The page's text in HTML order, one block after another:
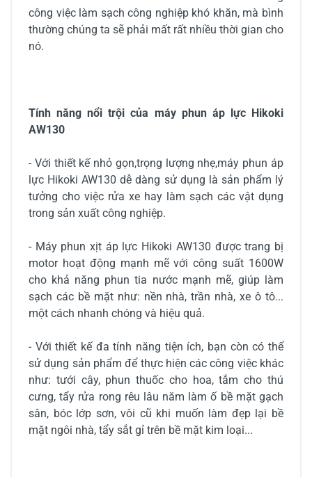
công việc làm sạch công nghiệp khó khăn, mà bình
thường chúng ta sẽ phải mất rất nhiều thời gian cho
nó.
Tính năng nổi trội của máy phun áp lực Hikoki
AW130
- Với thiết kế nhỏ gọn,trọng lượng nhẹ,máy phun áp
lực Hikoki AW130 dễ dàng sử dụng là sản phẩm lý
tưởng cho việc rửa xe hay làm sạch các vật dụng
trong sản xuất công nghiệp.
- Máy phun xịt áp lực Hikoki AW130 được trang bị
motor hoạt động mạnh mẽ với công suất 1600W
cho khả năng phun tia nước mạnh mẽ, giúp làm
sạch các bề mặt như: nền nhà, trần nhà, xe ô tô...
một cách nhanh chóng và hiệu quả.
- Với thiết kế đa tính năng tiện ích, bạn còn có thể
sử dụng sản phẩm để thực hiện các công việc khác
như: tưới cây, phun thuốc cho hoa, tắm cho thú
cưng, tẩy rửa rong rêu lâu năm làm ố bề mặt gạch
sân, bóc lớp sơn, vôi cũ khi muốn làm đẹp lại bề
mặt ngôi nhà, tẩy sắt gỉ trên bề mặt kim loại...